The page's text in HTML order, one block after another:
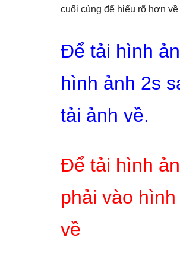
cuối cùng để hiểu rõ hơn
Để tải hình
hình ảnh 2s
tải ảnh về.
Để tải hình
phải vào
về